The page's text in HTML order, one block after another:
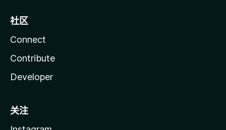
社区
Connect
Contribute
Developer
关注